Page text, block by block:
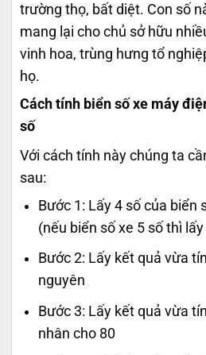
trường thọ, bất diệt. Con số
mang lại cho chủ sở hữu
vinh hoa, trùng hưng tổ
họ.
Cách tính biển số xe máy
số
Với cách tính này chúng ta
sau:
Bước 1: Lấy 4 số của biển
(nếu biển số xe 5 số thì
Bước 2: Lấy kết quả vừa
nguyên
Bước 3: Lấy kết quả vừa
nhân cho 80